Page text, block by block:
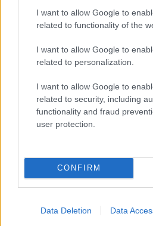
I want to allow Google to
related to functionality of the
I want to allow Google to
related to personalization.
I want to allow Google to
related to security, including
functionality and fraud
user protection.
CONFIRM
Data Deletion Data